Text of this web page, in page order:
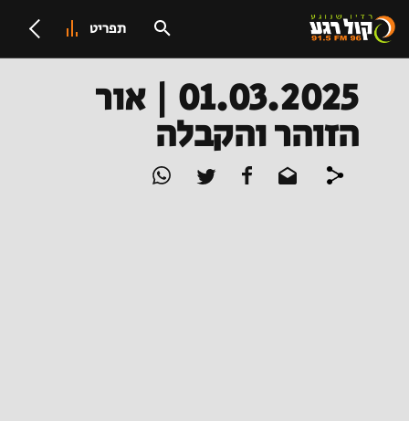
תפריט
01.03.2025 | אור
הזוהר והקבלה